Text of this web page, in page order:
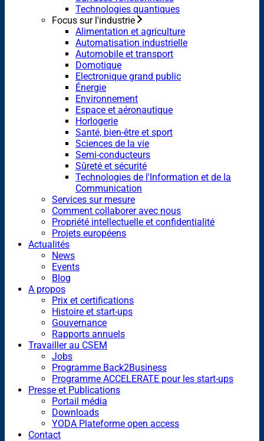
Technologies quantiques
Focus sur l'industrie
Alimentation et agriculture
Automatisation industrielle
Automobile et transport
Domotique
Electronique grand public
Énergie
Environnement
Espace et aéronautique
Horlogerie
Santé, bien-être et sport
Sciences de la vie
Semi-conducteurs
Sûreté et sécurité
Technologies de l'Information et de la
Communication
Services sur mesure
Comment collaborer avec nous
Propriété intellectuelle et confidentialité
Projets européens
Actualités
News
Events
Blog
A propos
Prix et certifications
Histoire et start-ups
Gouvernance
Rapports annuels
Travailler au CSEM
Jobs
Programme Back2Business
Programme ACCELERATE pour les start-ups
Presse et Publications
Portail média
Downloads
YODA Plateforme open access
Contact